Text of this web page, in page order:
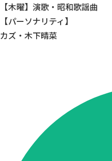
【木曜】演歌・昭和歌謡曲
【パーソナリティ】
カズ・木下晴菜